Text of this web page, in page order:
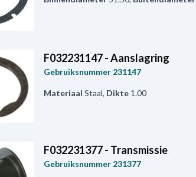
F032231147 - Aanslagring
Gebruiksnummer 231147
Materiaal Staal, Dikte 1.00
F032231377 - Transmissie
Gebruiksnummer 231377